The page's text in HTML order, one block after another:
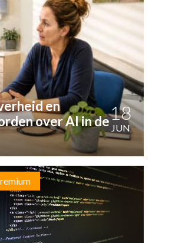
en
over AI in de18
JUN